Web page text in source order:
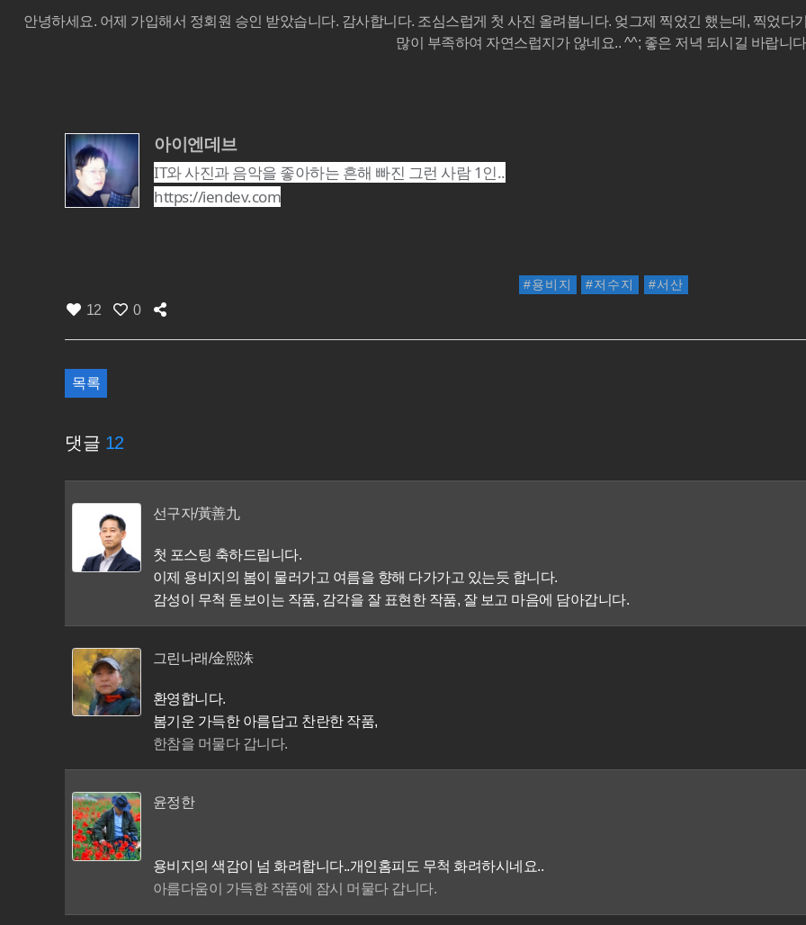
안녕하세요. 어제 가입해서 정회원 승인 받았습니다. 감사합니다. 조심스럽게 첫 사진 올려봅니다. 엊그제 찍었긴 했는데, 찍었다
많이 부족하여 자연스럽지가 않네요.. ^^; 좋은 저녁 되시길 바랍니
아이엔데브
IT와 사진과 음악을 좋아하는 흔해 빠진 그런 사람 1인..
https://iendev.com
용비지 저수지 서산
12 0
목록
댓글 12
선구자/黃善九
첫 포스팅 축하드립니다.
이제 용비지의 봄이 물러가고 여름을 향해 다가가고 있는듯 합니다.
감성이 무척 돋보이는 작품, 감각을 잘 표현한 작품, 잘 보고 마음에 담아갑니다.
그린나래/金熙洙
환영합니다.
봄기운 가득한 아름답고 찬란한 작품,
한참을 머물다 갑니다.
윤정한
용비지의 색감이 넘 화려합니다..개인홈피도 무척 화려하시네요..
아름다움이 가득한 작품에 잠시 머물다 갑니다.